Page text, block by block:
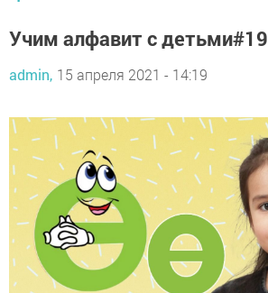
Учим алфавит с детьми#19
admin, 15 апреля 2021 - 14:19